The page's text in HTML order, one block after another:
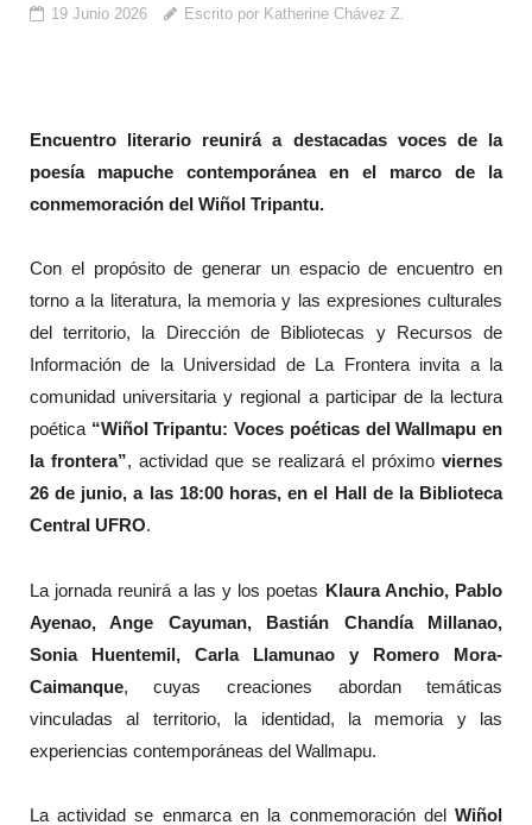
19 Junio 2026 Escrito por Katherine Chávez Z.
Encuentro literario reunirá a destacadas voces de la
poesía mapuche contemporánea en el marco de la
conmemoración del Wiñol Tripantu.
Con el propósito de generar un espacio de encuentro en
torno a la literatura, la memoria y las expresiones culturales
del territorio, la Dirección de Bibliotecas y Recursos de
Información de la Universidad de La Frontera invita a la
comunidad universitaria y regional a participar de la lectura
poética “Wiñol Tripantu: Voces poéticas del Wallmapu en
la frontera”, actividad que se realizará el próximoviernes
26 de junio, a las 18:00 horas, en el Hall de la Biblioteca
Central UFRO.
La jornada reunirá a las y los poetas Klaura Anchio, Pablo
Ayenao, Ange Cayuman, Bastián Chandía Millanao,
Sonia Huentemil, Carla Llamunao y Romero Mora-
Caimanque, cuyas creaciones abordan temáticas
vinculadas al territorio, la identidad, la memoria y las
experiencias contemporáneas del Wallmapu.
La actividad se enmarca en la conmemoración delWiñol